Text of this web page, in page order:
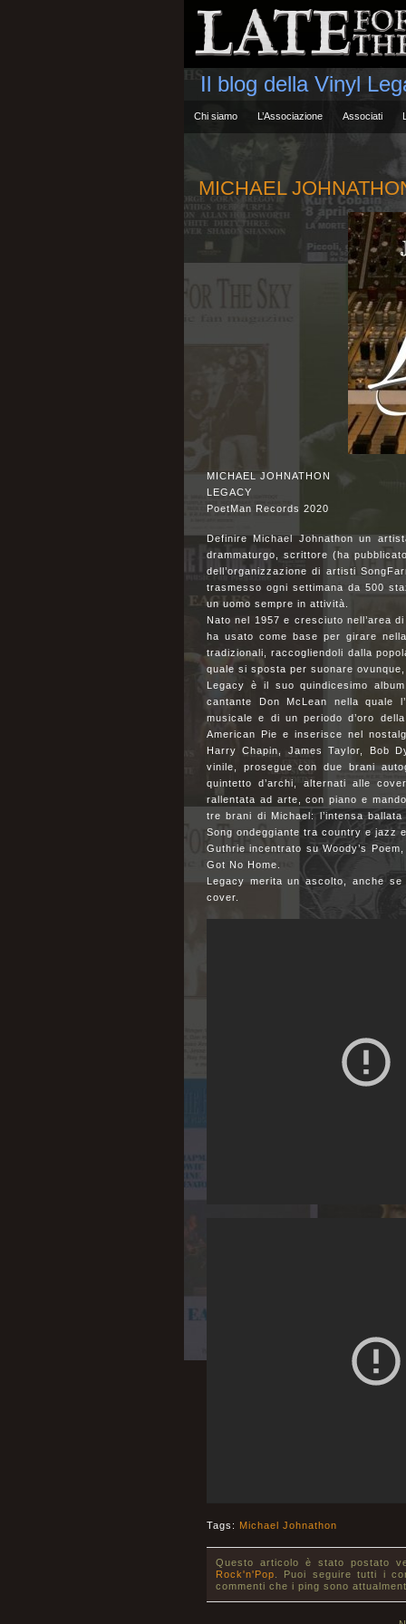
Il blog della Vinyl
Chi siamo L’Associazione Associati
MICHAEL
MICHAEL JOHNATHON
LEGACY
PoetMan Records 2020
Definire Michael Johnathon un
drammaturgo, scrittore (ha
dell’organizzazione di artisti
trasmesso ogni settimana da 500
un uomo sempre in attività.
Nato nel 1957 e cresciuto nell’area
ha usato come base per girare
tradizionali, raccogliendoli dalla
quale si sposta per suonare
Legacy è il suo quindicesimo
cantante Don McLean nella quale
musicale e di un periodo d’oro
American Pie e inserisce nel
Harry Chapin, James Taylor, Bob
vinile, prosegue con due brani
quintetto d’archi, alternati alle
rallentata ad arte, con piano e
tre brani di Michael: l’intensa
Song ondeggiante tra country e jazz
Guthrie incentrato su Woody’s
Got No Home.
Legacy merita un ascolto, anche
cover.
Tags: Michael Johnathon
Questo articolo è stato postato
Rock'n'Pop . Puoi seguire tutti i
commenti che i ping sono